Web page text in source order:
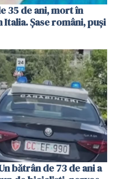
35 de ani, mort în
Șase români, puși
bătrân de 73 de ani a